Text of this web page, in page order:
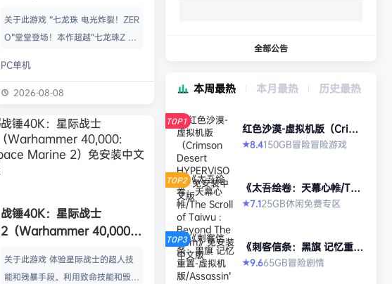
中文版
关于此游戏 “七龙珠 电光炸裂！ZER
O”堂堂登场！本作超越“七龙珠Z 电
ing!”）到达新的境界。化身超战
士，来体验惊天动地，突破极限的七
阵容收录包括龙珠Z、龙珠超、龙珠
GT以及部分电影版，总计超过180
名战士的力量。每位角色都有独特的
战士！ 身临其境的3D对战…
PC单机
2026-08-08
战锤40K：星际战士
2（Warhammer 40,000:
中文版
关于此游戏 体验星际战士的超人技
能和残暴手段。利用致命技能和毁灭
全部公告
本周最热 本月最热 历史最热
TOP1
红色沙漠-虚拟机版（Crims
on Desert HYPERVISO
R）免安装中文版
★8.4150GB冒险冒险游戏
TOP2
《太吾绘卷：天幕心帷/The
Scroll of Taiwu : Beyond
The Dom》免安装中文版
★7.125GB休闲免费专区
TOP3
《刺客信条：黑旗 记忆重
置-虚拟机版/Assassin’s Cr
eed Black Flag Resynced
★9.665GB冒险剧情